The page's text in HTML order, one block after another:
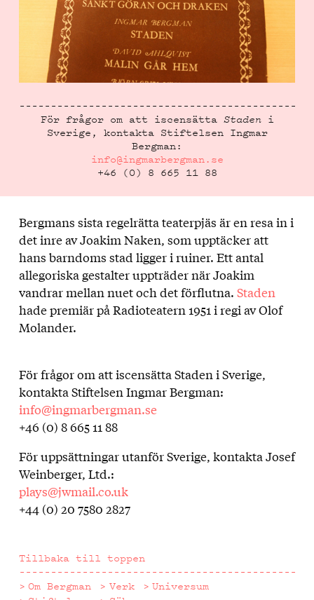
För frågor om att iscensätta Stadeni
Sverige, kontakta Stiftelsen Ingmar
Bergman:
info@ingmarbergman.se
+46 (0) 8 665 11 88
Bergmans sista regelrätta teaterpjäs är en resa in i
det inre av Joakim Naken, som upptäcker att
hans barndoms stad ligger i ruiner. Ett antal
allegoriska gestalter uppträder när Joakim
vandrar mellan nuet och det förflutna. Staden
hade premiär på Radioteatern 1951 i regi av Olof
Molander.
För frågor om att iscensätta Staden i Sverige,
kontakta Stiftelsen Ingmar Bergman:
info@ingmarbergman.se
+46 (0) 8 665 11 88
För uppsättningar utanför Sverige, kontakta Josef
Weinberger, Ltd.:
plays@jwmail.co.uk
+44 (0) 20 7580 2827
Tillbaka till toppen
Om Bergman
Verk
Universum